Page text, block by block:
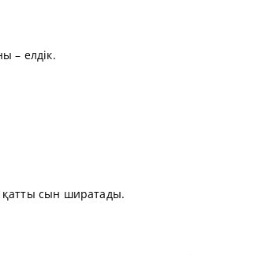
– елдік.
қатты сын ширатады.